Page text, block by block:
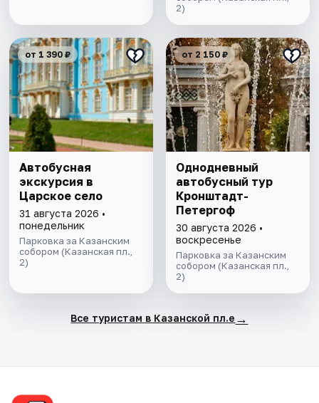
2)
от 1 390 ₽
Автобусная
экскурсия в
Царское село
31 августа 2026 •
понедельник
Парковка за Казанским
собором (Казанская пл.,
2)
от 2 150 ₽
Однодневный
автобусный тур
Кронштадт-
Петергоф
30 августа 2026 •
воскресенье
Парковка за Казанским
собором (Казанская пл.,
2)
Все туристам в Казанской пл.е →